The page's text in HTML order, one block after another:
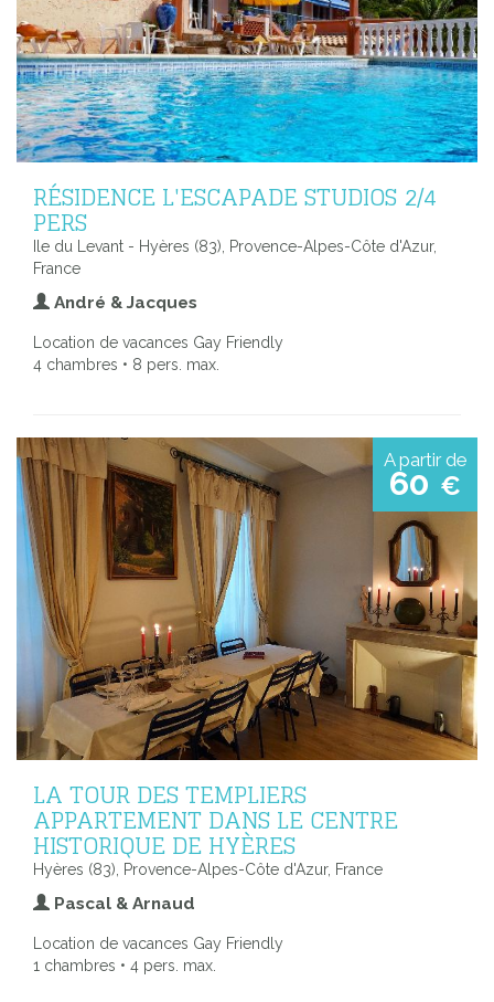
RÉSIDENCE L'ESCAPADE STUDIOS 2/4
PERS
Ile du Levant - Hyères (83), Provence-Alpes-Côte d'Azur,
France
André & Jacques
Location de vacances Gay Friendly
4 chambres • 8 pers. max.
A partir de
60 €
LA TOUR DES TEMPLIERS
APPARTEMENT DANS LE CENTRE
HISTORIQUE DE HYÈRES
Hyères (83), Provence-Alpes-Côte d'Azur, France
Pascal & Arnaud
Location de vacances Gay Friendly
1 chambres • 4 pers. max.